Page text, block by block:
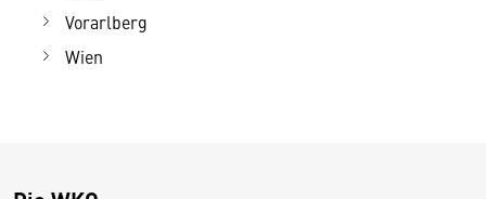
Vorarlberg
Wien